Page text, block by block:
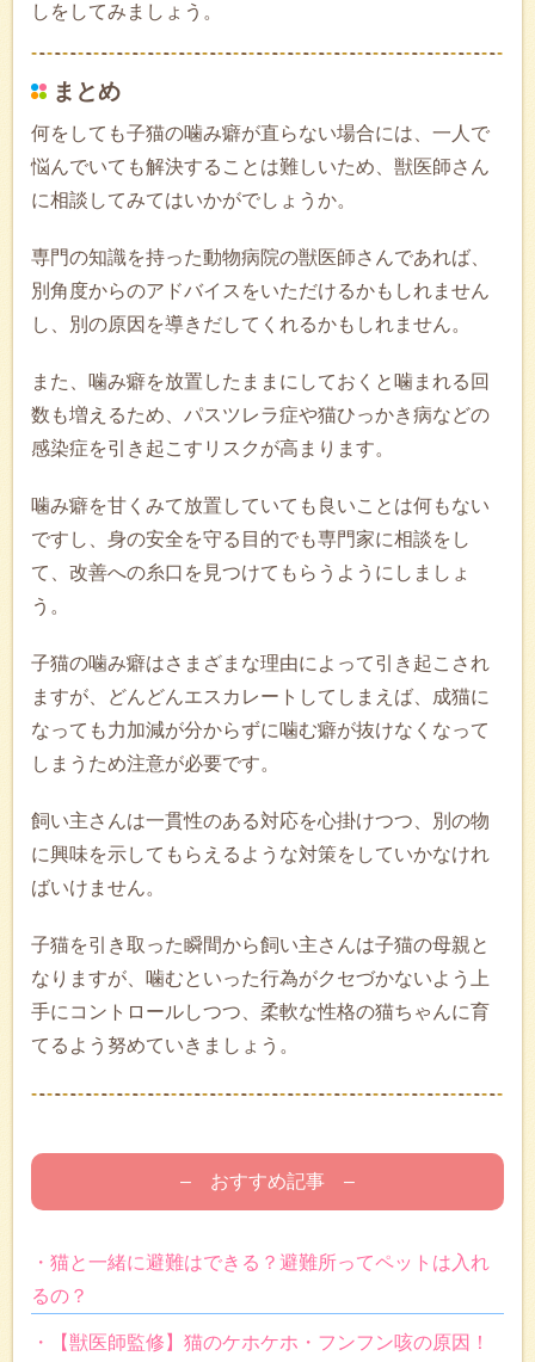
しをしてみましょう。
まとめ
何をしても子猫の噛み癖が直らない場合には、一人で
悩んでいても解決することは難しいため、獣医師さん
に相談してみてはいかがでしょうか。
専門の知識を持った動物病院の獣医師さんであれば、
別角度からのアドバイスをいただけるかもしれません
し、別の原因を導きだしてくれるかもしれません。
また、噛み癖を放置したままにしておくと噛まれる回
数も増えるため、パスツレラ症や猫ひっかき病などの
感染症を引き起こすリスクが高まります。
噛み癖を甘くみて放置していても良いことは何もない
ですし、身の安全を守る目的でも専門家に相談をし
て、改善への糸口を見つけてもらうようにしましょ
う。
子猫の噛み癖はさまざまな理由によって引き起こされ
ますが、どんどんエスカレートしてしまえば、成猫に
なっても力加減が分からずに噛む癖が抜けなくなって
しまうため注意が必要です。
飼い主さんは一貫性のある対応を心掛けつつ、別の物
に興味を示してもらえるような対策をしていかなけれ
ばいけません。
子猫を引き取った瞬間から飼い主さんは子猫の母親と
なりますが、噛むといった行為がクセづかないよう上
手にコントロールしつつ、柔軟な性格の猫ちゃんに育
てるよう努めていきましょう。
– おすすめ記事 –
・猫と一緒に避難はできる？避難所ってペットは入れ
るの？
・【獣医師監修】猫のケホケホ・フンフン咳の原因！